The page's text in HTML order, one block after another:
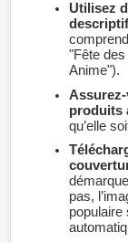
Utilisez
"Fête
Anime").
Assurez-
produits
qu’elle
pas,
populaire